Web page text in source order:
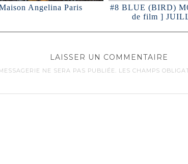
Angelina Paris
#8 BLUE (BIRD)
de film ]
LAISSER UN COMMENTAIRE
NE SERA PAS PUBLIÉE. LES CHAMPS